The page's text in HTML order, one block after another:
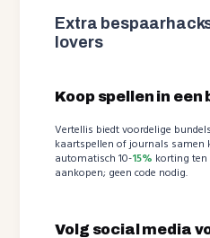
Extra
lovers
Koop spellen in een
Vertellis biedt voordelige
kaartspellen of journals samen
automatisch 10-15% korting
aankopen; geen code nodig.
Volg social media